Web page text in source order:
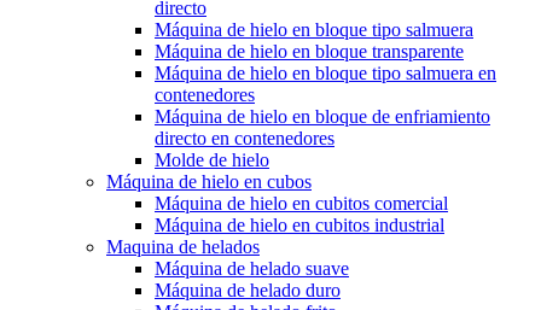
directo
Máquina de hielo en bloque tipo salmuera
Máquina de hielo en bloque transparente
Máquina de hielo en bloque tipo salmuera en
contenedores
Máquina de hielo en bloque de enfriamiento
directo en contenedores
Molde de hielo
Máquina de hielo en cubos
Máquina de hielo en cubitos comercial
Máquina de hielo en cubitos industrial
Maquina de helados
Máquina de helado suave
Máquina de helado duro